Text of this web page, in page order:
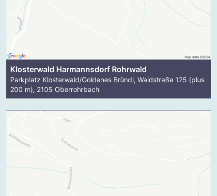
Klosterwald Harmannsdorf Rohrwald
Parkplatz Klosterwald/Goldenes Bründl, Waldstraße 125 (plus
200 m), 2105 Oberrohrbach